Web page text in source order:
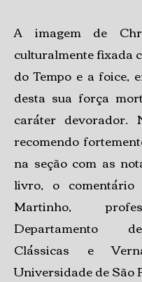
A imagem de
culturalmente fixada
do Tempo e a foice,
desta sua força
caráter devorador.
recomendo
na seção com as
livro, o comentário
Martinho,
Departamento
Clássicas e
Universidade de São